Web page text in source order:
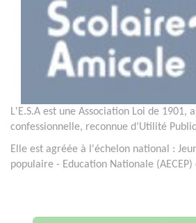
L'E.S.A est une Association Loi de 1901,
confessionnelle, reconnue d’Utilité
Elle est agréée à l'échelon national :
populaire - Education Nationale (AECEP)